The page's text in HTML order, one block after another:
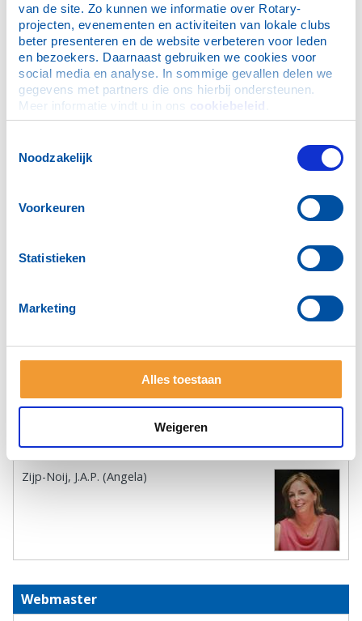
van de site. Zo kunnen we informatie over Rotary-
projecten, evenementen en activiteiten van lokale clubs
beter presenteren en de website verbeteren voor leden
en bezoekers. Daarnaast gebruiken we cookies voor
social media en analyse. In sommige gevallen delen we
gegevens met partners die ons hierbij ondersteunen.
Meer informatie vindt u in ons cookiebeleid
Noodzakelijk
Voorkeuren
Statistieken
Marketing
Alles toestaan
Weigeren
Penningmeester
Commissies:
Programmacommissaris
Zijp-Noij, J.A.P. (Angela)
Webmaster